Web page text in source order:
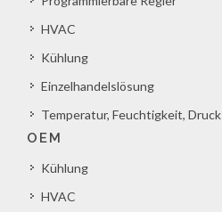
HVAC
Kühlung
Einzelhandelslösung
Temperatur, Feuchtigkeit, Druck
OEM
Kühlung
HVAC